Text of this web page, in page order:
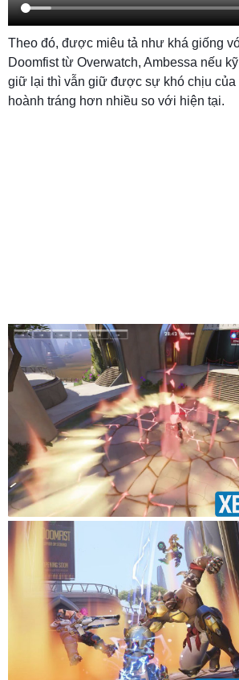
Theo đó, được miêu tả như khá giống
Doomfist từ Overwatch, Ambessa nếu
giữ lại thì vẫn giữ được sự khó chịu của
hoành tráng hơn nhiều so với hiện tại.